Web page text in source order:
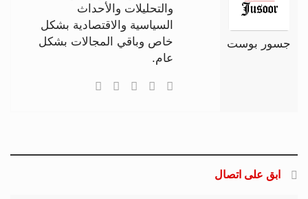
جسور بوست
والتحليلات والأحداث
السياسية والاقتصادية بشكل
خاص وباقي المجالات بشكل
عام.
ابق على اتصال